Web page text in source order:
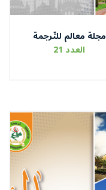
مجلة معالم للتّرجمة
العدد 21